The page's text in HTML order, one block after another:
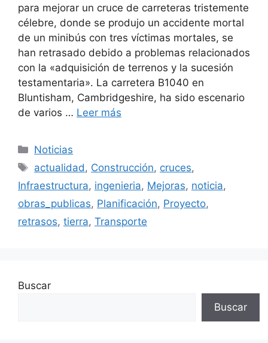
para mejorar un cruce de carreteras tristemente
célebre, donde se produjo un accidente mortal
de un minibús con tres víctimas mortales, se
han retrasado debido a problemas relacionados
con la «adquisición de terrenos y la sucesión
testamentaria». La carretera B1040 en
Bluntisham, Cambridgeshire, ha sido escenario
de varios … Leer más
Categorías
Noticias
Etiquetas
actualidad, Construcción, cruces,
Infraestructura, ingenieria, Mejoras, noticia,
obras_publicas, Planificación, Proyecto,
retrasos, tierra, Transporte
Buscar
Buscar